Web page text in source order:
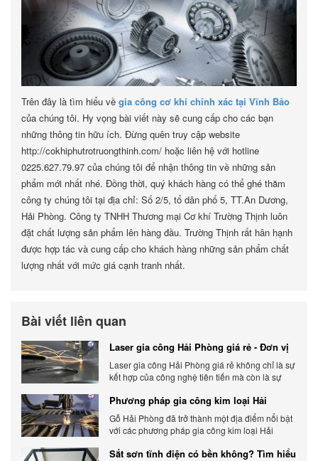
Trên đây là tìm hiểu về gia công cơ khí chính xác tại Vĩnh Bảo
của chúng tôi. Hy vọng bài viết này sẽ cung cấp cho các bạn
những thông tin hữu ích. Đừng quên truy cập website
http://cokhiphutrotruongthinh.com/ hoặc liên hệ với hotline
0225.627.79.97 của chúng tôi để nhận thông tin về những sản
phẩm mới nhất nhé. Đồng thời, quý khách hàng có thể ghé thăm
công ty chúng tôi tại địa chỉ: Số 2/5, tổ dân phố 5, TT.An Dương,
Hải Phòng. Công ty TNHH Thương mại Cơ khí Trường Thịnh luôn
đặt chất lượng sản phẩm lên hàng đầu. Trường Thịnh rất hân hạnh
được hợp tác và cung cấp cho khách hàng những sản phẩm chất
lượng nhất với mức giá cạnh tranh nhất.
Bài viết liên quan
Laser gia công Hải Phòng giá rẻ - Đơn vị
gia công báo giá chính xác
Laser gia công Hải Phòng giá rẻ không chỉ là sự
kết hợp của công nghệ tiên tiến mà còn là sự
khách hàng. Xem ngay nhé.
Phương pháp gia công kim loại Hải
Phòng phổ biến hiện nay
Gỗ Hải Phòng đã trở thành một địa điểm nổi bật
với các phương pháp gia công kim loại Hải
Sắt sơn tĩnh điện có bền không? Tìm hiểu